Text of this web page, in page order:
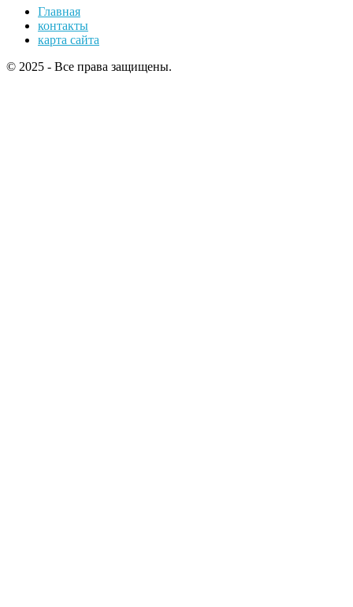
Главная
контакты
карта сайта
© 2025 - Все права защищены.